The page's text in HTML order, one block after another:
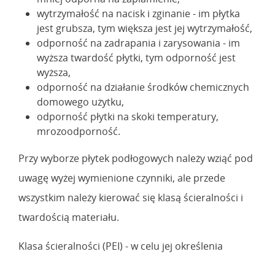
wytrzymałość na nacisk i zginanie - im płytka
jest grubsza, tym większa jest jej wytrzymałość,
odporność na zadrapania i zarysowania - im
wyższa twardość płytki, tym odporność jest
wyższa,
odporność na działanie środków chemicznych
domowego użytku,
odporność płytki na skoki temperatury,
mrozoodporność.
Przy wyborze płytek podłogowych należy wziąć pod
uwagę wyżej wymienione czynniki, ale przede
wszystkim należy kierować się klasą ścieralności i
twardością materiału.
Klasa ścieralności (PEI) - w celu jej określenia